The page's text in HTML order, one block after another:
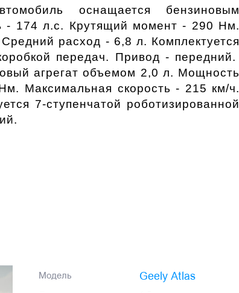
оснащается бензиновым
174 л.с. Крутящий момент - 290 Нм.
расход - 6,8 л. Комплектуется
передач. Привод - передний.
агрегат объемом 2,0 л. Мощность
Максимальная скорость - 215 км/ч.
7-ступенчатой роботизированной
Модель Geely Atlas